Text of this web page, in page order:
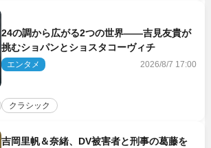
24の調から広がる2つの世界――吉見友貴が
挑むショパンとショスタコーヴィチ
エンタメ 2026/8/7 17:00
クラシック
吉岡里帆＆奈緒、DV被害者と刑事の葛藤を